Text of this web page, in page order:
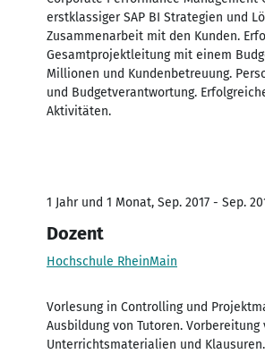
erstklassiger SAP BI Strategien und
Zusammenarbeit mit den Kunden.
Gesamtprojektleitung mit einem
Millionen und Kundenbetreuung.
und Budgetverantwortung.
Aktivitäten.
1 Jahr und 1 Monat, Sep. 2017 - Sep.
Dozent
Hochschule RheinMain
Vorlesung in Controlling und
Ausbildung von Tutoren. Vorbereitung
Unterrichtsmaterialien und Klausuren.